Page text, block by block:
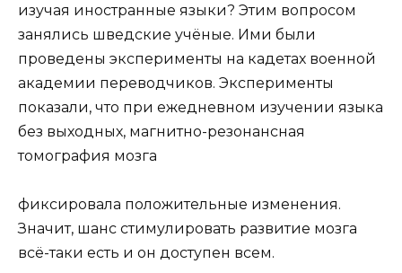
изучая иностранные языки? Этим вопросом
занялись шведские учёные. Ими были
проведены эксперименты на кадетах военной
академии переводчиков. Эксперименты
показали, что при ежедневном изучении языка
без выходных, магнитно-резонансная
томография мозга
фиксировала положительные изменения.
Значит, шанс стимулировать развитие мозга
всё-таки есть и он доступен всем.